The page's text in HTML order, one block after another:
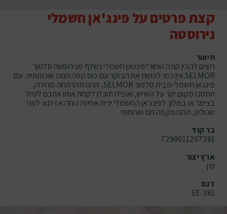
קצת פרטים על פינג'אן חשמלי
נירוסטה
תיאור
רוצים להכין קפה שחור?פינגאן חשמלי נשלף מנירוסטה סלמור
SELMOR.אין כמו לפתוח את הבוקר עם כוס קפה חמה וארומתית. עם
פינגאן חשמלי מבית סלמור SELMOR, תהנו מהרתחה מהירה,
תחסכו מקום יקר על השיש, ואפילו תוכלו לקחת אותו אתכם לטיול
בצימר או במלון. לפינג'אן החשמלי ידית אחיזה נוחה.אז רגע לפני
שגולש, תהנו מקפה חם וארומתי.
בר קוד
7290011297381
ארץ יצור
סין
דגם
SE-381